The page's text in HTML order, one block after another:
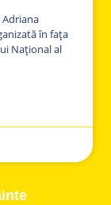
în fața
Național al